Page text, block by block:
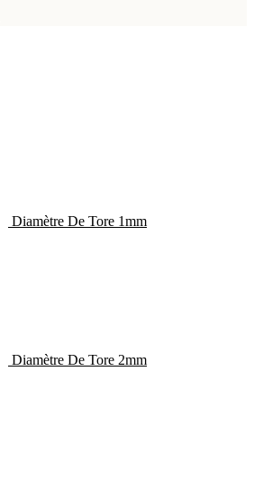
Diamètre De Tore 1mm
Diamètre De Tore 2mm